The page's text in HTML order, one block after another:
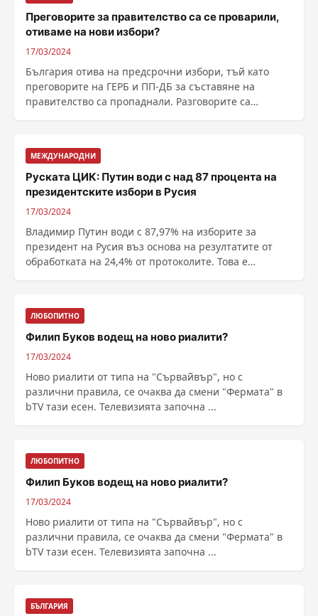
Преговорите за правителство са се проварили,
отиваме на нови избори?
17/03/2024
България отива на предсрочни избори, тъй като
преговорите на ГЕРБ и ПП-ДБ за съставяне на
правителство са пропаднали. Разговорите са
МЕЖДУНАРОДНИ
Руската ЦИК: Путин води с над 87 процента на
президентските избори в Русия
17/03/2024
Владимир Путин води с 87,97% на изборите за
президент на Русия въз основа на резултатите от
обработката на 24,4% от протоколите. Това е
ЛЮБОПИТНО
Филип Буков водещ на ново риалити?
17/03/2024
Ново риалити от типа на "Сървайвър", но с
различни правила, се очаква да смени "Фермата" в
bTV тази есен. Телевизията започна ...
ЛЮБОПИТНО
Филип Буков водещ на ново риалити?
17/03/2024
Ново риалити от типа на "Сървайвър", но с
различни правила, се очаква да смени "Фермата" в
bTV тази есен. Телевизията започна ...
БЪЛГАРИЯ